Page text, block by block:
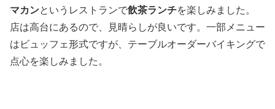
マカンというレストランで飲茶ランチを楽しみました。
店は高台にあるので、見晴らしが良いです。一部メニュー
はビュッフェ形式ですが、テーブルオーダーバイキングで
点心を楽しみました。